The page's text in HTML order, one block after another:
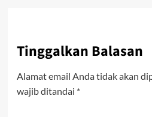
Tinggalkan Balasan
Alamat email Anda tidak akan
wajib ditandai *